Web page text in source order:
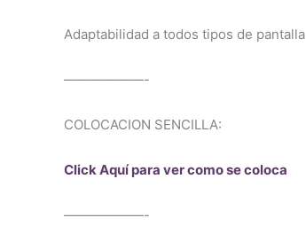
Adaptabilidad a todos tipos de pantalla
——————-
COLOCACION SENCILLA:
Click Aquí para ver como se coloca
——————-